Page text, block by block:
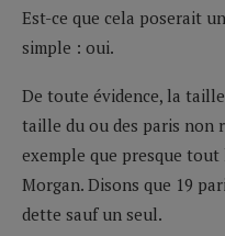
Est-ce que cela poserait
simple : oui.
De toute évidence, la
taille du ou des paris non
exemple que presque tout
Morgan. Disons que 19
dette sauf un seul.